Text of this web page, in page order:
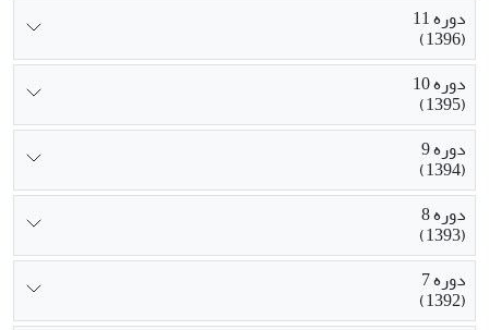
دوره 11
(1396)
دوره 10
(1395)
دوره 9
(1394)
دوره 8
(1393)
دوره 7
(1392)